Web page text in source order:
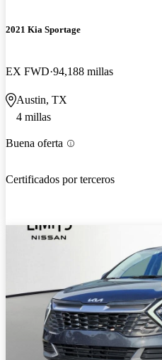
2021 Kia Sportage
EX FWD 94,188 millas
Austin, TX
4 millas
Buena oferta
Certificados por terceros